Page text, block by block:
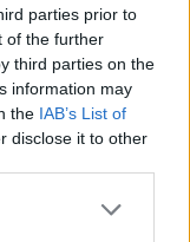
parties prior to
of the further
third parties on the
information may
the IAB’s List of
disclose it to other